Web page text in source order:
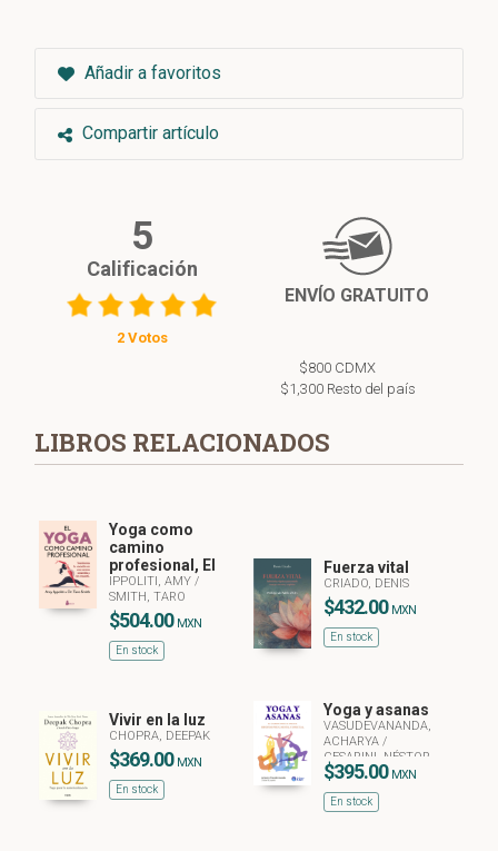
Añadir a favoritos
Compartir artículo
5
Calificación
2 Votos
ENVÍO GRATUITO
$800 CDMX
$1,300 Resto del país
LIBROS RELACIONADOS
Yoga como
camino
profesional, El
IPPOLITI, AMY/
SMITH, TARO
$504.00 MXN
En stock
Fuerza vital
CRIADO, DENIS
$432.00 MXN
En stock
Vivir en la luz
CHOPRA, DEEPAK
$369.00 MXN
En stock
Yoga y asanas
VASUDEVANANDA,
ACHARYA/
CESARINI, NÉSTOR
$395.00 MXN
En stock